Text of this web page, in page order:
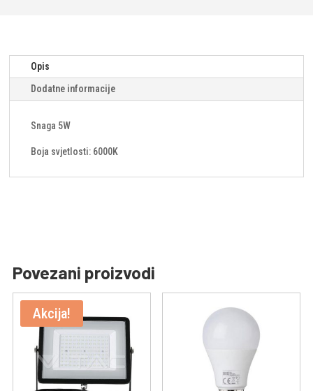
Opis
Dodatne informacije
Snaga 5W
Boja svjetlosti: 6000K
Povezani proizvodi
Akcija!